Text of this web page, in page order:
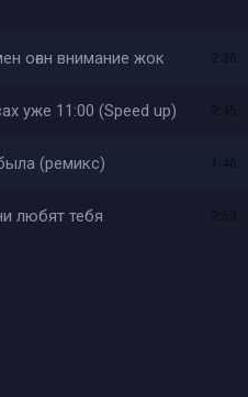
оған внимание жок 2:36
уже 11:00 (Speed up)
(ремикс) 1:46
любят тебя